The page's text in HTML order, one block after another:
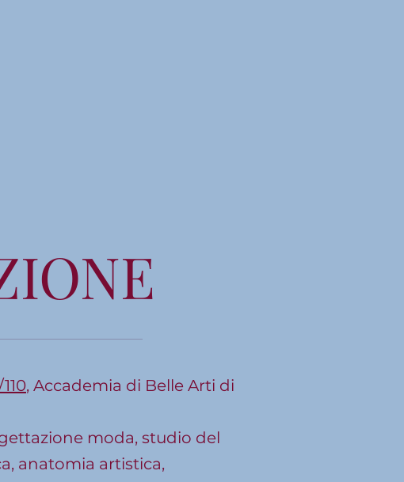
, Accademia di Belle Arti di
moda, studio del
anatomia artistica,